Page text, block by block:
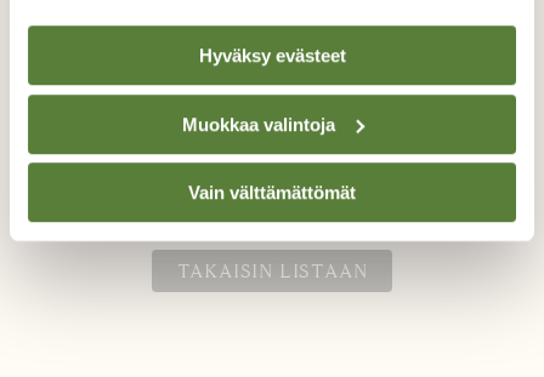
Hyväksy evästeet
Muokkaa valintoja
Vain välttämättömät
Suomuurain kukkii
Kärpänen suomuuraimen kukalla.
Valokuvaaja: Liisa Niiva-Korpela, Taipalsaari
28.5.2025
TAKAISIN LISTAAN